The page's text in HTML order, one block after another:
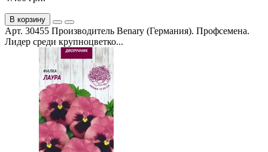
В корзину
Арт. 30455 Производитель Benary (Германия). Профсемена.
Лидер среди крупноцветко...